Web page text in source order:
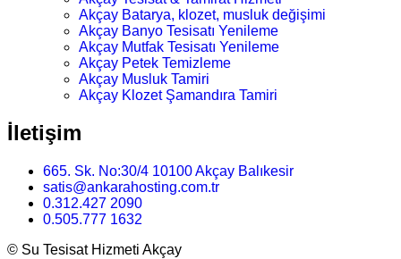
Akçay Batarya, klozet, musluk değişimi
Akçay Banyo Tesisatı Yenileme
Akçay Mutfak Tesisatı Yenileme
Akçay Petek Temizleme
Akçay Musluk Tamiri
Akçay Klozet Şamandıra Tamiri
İletişim
665. Sk. No:30/4 10100 Akçay Balıkesir
satis@ankarahosting.com.tr
0.312.427 2090
0.505.777 1632
© Su Tesisat Hizmeti Akçay